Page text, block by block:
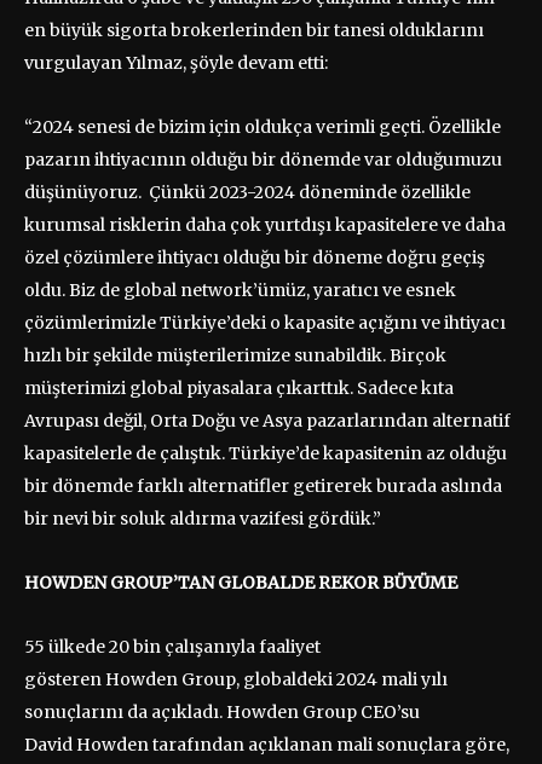
en büyük sigorta brokerlerinden bir tanesi olduklarını
vurgulayan Yılmaz, şöyle devam etti:
“2024 senesi de bizim için oldukça verimli geçti. Özellikle
pazarın ihtiyacının olduğu bir dönemde var olduğumuzu
düşünüyoruz. Çünkü 2023-2024 döneminde özellikle
kurumsal risklerin daha çok yurtdışı kapasitelere ve daha
özel çözümlere ihtiyacı olduğu bir döneme doğru geçiş
oldu. Biz de global network’ümüz, yaratıcı ve esnek
çözümlerimizle Türkiye’deki o kapasite açığını ve ihtiyacı
hızlı bir şekilde müşterilerimize sunabildik. Birçok
müşterimizi global piyasalara çıkarttık. Sadece kıta
Avrupası değil, Orta Doğu ve Asya pazarlarından alternatif
kapasitelerle de çalıştık. Türkiye’de kapasitenin az olduğu
bir dönemde farklı alternatifler getirerek burada aslında
bir nevi bir soluk aldırma vazifesi gördük.”
HOWDEN GROUP’TAN GLOBALDE REKOR BÜYÜME
55 ülkede 20 bin çalışanıyla faaliyet
gösteren Howden Group, globaldeki 2024 mali yılı
sonuçlarını da açıkladı. Howden Group CEO’su
David Howden tarafından açıklanan mali sonuçlara göre,